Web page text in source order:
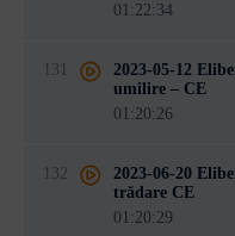
01:22:34
131
2023-05-12
umilire – CE
01:20:26
132
2023-06-20
trădare CE
01:20:29